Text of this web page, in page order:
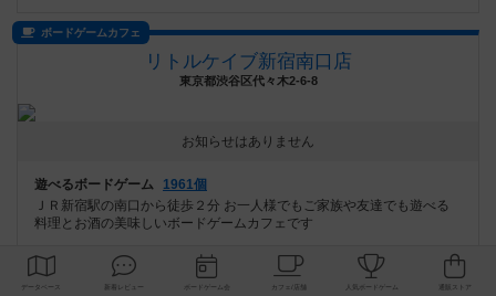
ボードゲームカフェ
リトルケイブ新宿南口店
東京都渋谷区代々木2-6-8
お知らせはありません
遊べるボードゲーム
1961個
ＪＲ新宿駅の南口から徒歩２分 お一人様でもご家族や友達でも遊べる
料理とお酒の美味しいボードゲームカフェです